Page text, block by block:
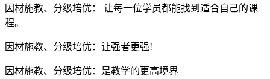
因材施教、分级培优： 让每一位学员都能找到适合自己的课
程。
因材施教、分级培优：让强者更强!
因材施教、分级培优：是教学的更高境界